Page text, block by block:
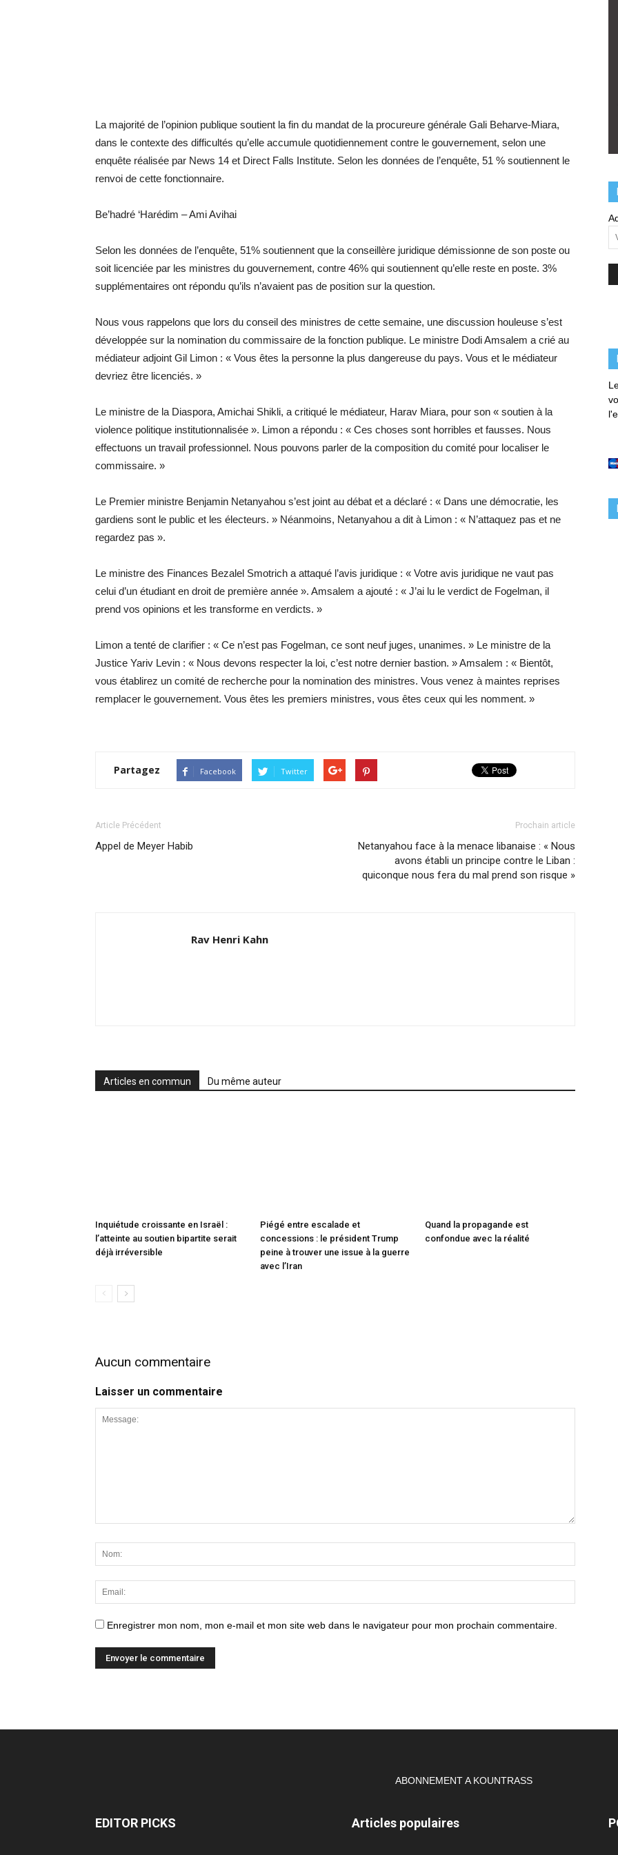
La majorité de l’opinion publique soutient la fin du mandat de la procureure générale Gali Beharve-Miara,
dans le contexte des difficultés qu’elle accumule quotidiennement contre le gouvernement, selon une
enquête réalisée par News 14 et Direct Falls Institute. Selon les données de l’enquête, 51 % soutiennent le
renvoi de cette fonctionnaire.
Be’hadré ‘Harédim – Ami Avihai
Selon les données de l’enquête, 51% soutiennent que la conseillère juridique démissionne de son poste ou
soit licenciée par les ministres du gouvernement, contre 46% qui soutiennent qu’elle reste en poste. 3%
supplémentaires ont répondu qu’ils n’avaient pas de position sur la question.
Nous vous rappelons que lors du conseil des ministres de cette semaine, une discussion houleuse s’est
développée sur la nomination du commissaire de la fonction publique. Le ministre Dodi Amsalem a crié au
médiateur adjoint Gil Limon : « Vous êtes la personne la plus dangereuse du pays. Vous et le médiateur
devriez être licenciés. »
Le ministre de la Diaspora, Amichai Shikli, a critiqué le médiateur, Harav Miara, pour son « soutien à la
violence politique institutionnalisée ». Limon a répondu : « Ces choses sont horribles et fausses. Nous
effectuons un travail professionnel. Nous pouvons parler de la composition du comité pour localiser le
commissaire. »
Le Premier ministre Benjamin Netanyahou s’est joint au débat et a déclaré : « Dans une démocratie, les
gardiens sont le public et les électeurs. » Néanmoins, Netanyahou a dit à Limon : « N’attaquez pas et ne
regardez pas ».
Le ministre des Finances Bezalel Smotrich a attaqué l’avis juridique : « Votre avis juridique ne vaut pas
celui d’un étudiant en droit de première année ». Amsalem a ajouté : « J’ai lu le verdict de Fogelman, il
prend vos opinions et les transforme en verdicts. »
Limon a tenté de clarifier : « Ce n’est pas Fogelman, ce sont neuf juges, unanimes. » Le ministre de la
Justice Yariv Levin : « Nous devons respecter la loi, c’est notre dernier bastion. » Amsalem : « Bientôt,
vous établirez un comité de recherche pour la nomination des ministres. Vous venez à maintes reprises
remplacer le gouvernement. Vous êtes les premiers ministres, vous êtes ceux qui les nomment. »
Partagez Facebook Twitter
Article Précédent
Appel de Meyer Habib
Prochain article
Netanyahou face à la menace libanaise : « Nous
avons établi un principe contre le Liban :
quiconque nous fera du mal prend son risque »
Rav Henri Kahn
Articles en commun Du même auteur
Inquiétude croissante en Israël :
l’atteinte au soutien bipartite serait
déjà irréversible
Piégé entre escalade et
concessions : le président Trump
peine à trouver une issue à la guerre
avec l’Iran
Quand la propagande est
confondue avec la réalité
Aucun commentaire
Laisser un commentaire
Enregistrer mon nom, mon e-mail et mon site web dans le navigateur pour mon prochain commentaire.
ABONNEMENT A KOUNTRASS
EDITOR PICKS Articles populaires